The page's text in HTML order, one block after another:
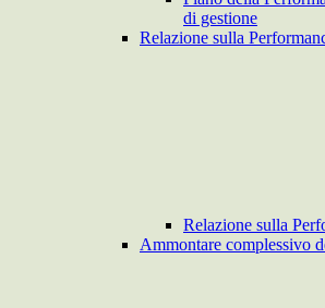
di gestione
Relazione sulla
Relazione sulla
Ammontare complessivo